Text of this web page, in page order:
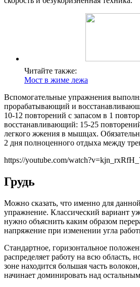
Читайте также:
Мост в жиме лежа
Вспомогательные упражнения
прорабатывающий и
10-12 повторений с запасом в 1
восстанавливающий: 15-25
легкого жжения в мышцах.
2 дня полноценного отдыха между
https://youtube.com/
Грудь
Можно сказать, что именно для
упражнение. Классический вариант
нужно объяснить каким образом
напряжение при изменении угла
Стандартное, горизонтальное
распределяет работу на всю область,
зоне находится большая часть
начинает доминировать над